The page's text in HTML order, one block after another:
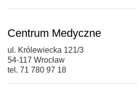
Centrum Medyczne
ul. Królewiecka 121/3
54-117 Wrocław
tel. 71 780 97 18